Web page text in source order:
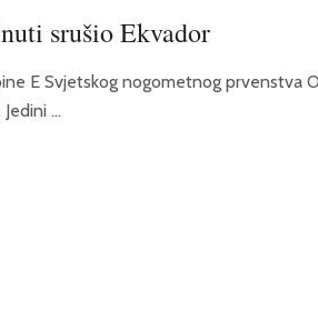
srušio Ekvador
E Svjetskog nogometnog prvenstva
...